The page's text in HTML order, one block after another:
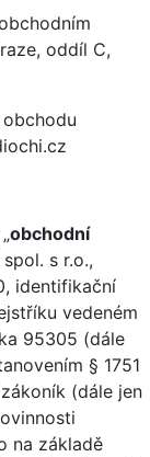
oddíl C,
obchodní
s r.o.,
identifikační
vedeném
95305 (dále
§ 1751
(dále jen
na základě